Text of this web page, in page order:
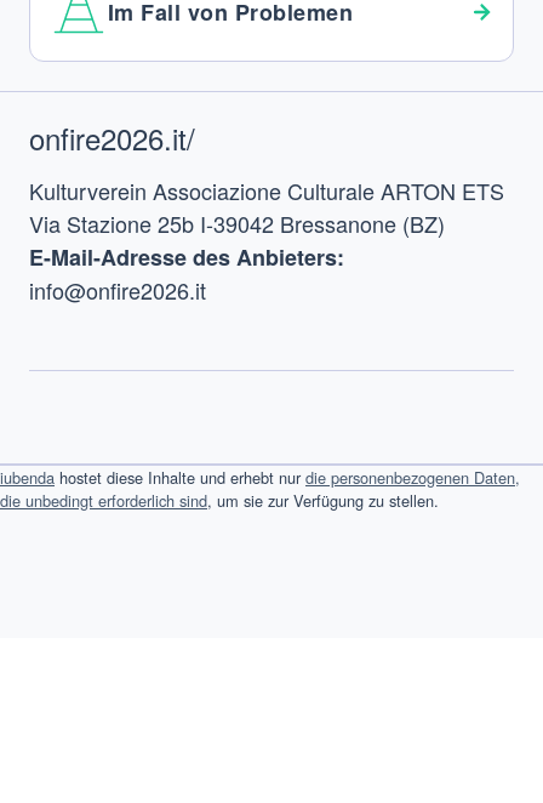
Im Fall von Problemen
onfire2026.it/
Kulturverein Associazione Culturale ARTON ETS
Via Stazione 25b I-39042 Bressanone (BZ)
E-Mail-Adresse des Anbieters:
info@onfire2026.it
iubenda hostet diese Inhalte und erhebt nur die personenbezogenen Daten,
die unbedingt erforderlich sind, um sie zur Verfügung zu stellen.